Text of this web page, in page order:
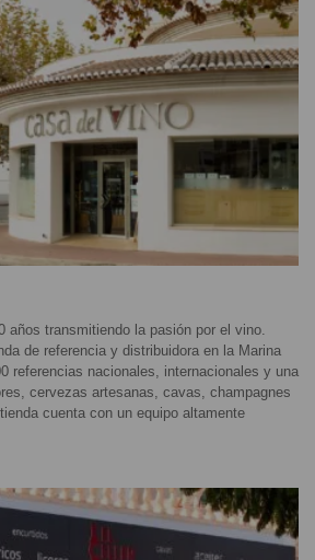
años transmitiendo la pasión por el vino.
de referencia y distribuidora en la Marina
referencias nacionales, internacionales y una
cervezas artesanas, cavas, champagnes
cuenta con un equipo altamente